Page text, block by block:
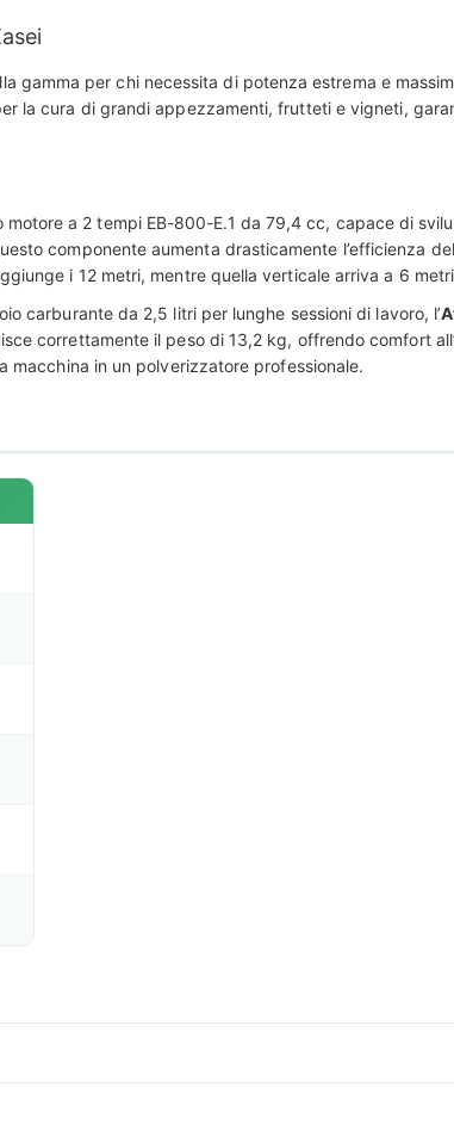
gamma per chi necessita di potenza estrema e
la cura di grandi appezzamenti, frutteti e vigneti,
motore a 2 tempi EB-800-E.1 da 79,4 cc, capace di
componente aumenta drasticamente l’efficienza
i 12 metri, mentre quella verticale arriva a 6
carburante da 2,5 litri per lunghe sessioni di lavoro, l’
correttamente il peso di 13,2 kg, offrendo comfort
macchina in un polverizzatore professionale.